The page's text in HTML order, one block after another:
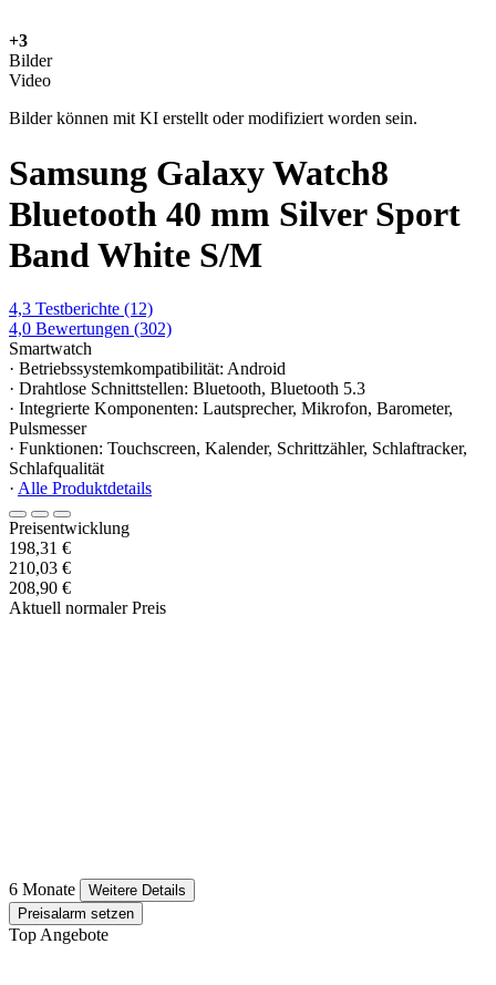
+3
Bilder
Video
Bilder können mit KI erstellt oder modifiziert worden sein.
Samsung Galaxy Watch8
Bluetooth 40 mm Silver Sport
Band White S/M
4,3 Testberichte (12)
4,0 Bewertungen (302)
Smartwatch
· Betriebssystemkompatibilität: Android
· Drahtlose Schnittstellen: Bluetooth, Bluetooth 5.3
· Integrierte Komponenten: Lautsprecher, Mikrofon, Barometer,
Pulsmesser
· Funktionen: Touchscreen, Kalender, Schrittzähler, Schlaftracker,
Schlafqualität
· Alle Produktdetails
Preisentwicklung
198,31 €
210,03 €
208,90 €
Aktuell normaler Preis
6 Monate
Weitere Details
Preisalarm setzen
Top Angebote